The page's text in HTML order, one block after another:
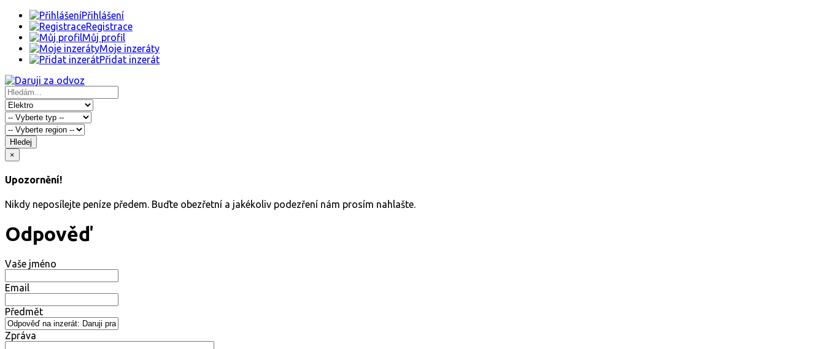
Přihlášení
Registrace
Můj profil
Moje inzeráty
Přidat inzerát
Hledej
×
Upozornění!
Nikdy neposílejte peníze předem. Buďte obezřetní a jakékoliv podezření nám prosím nahlašte.
Odpověď
Vaše jméno
Email
Předmět
Zpráva